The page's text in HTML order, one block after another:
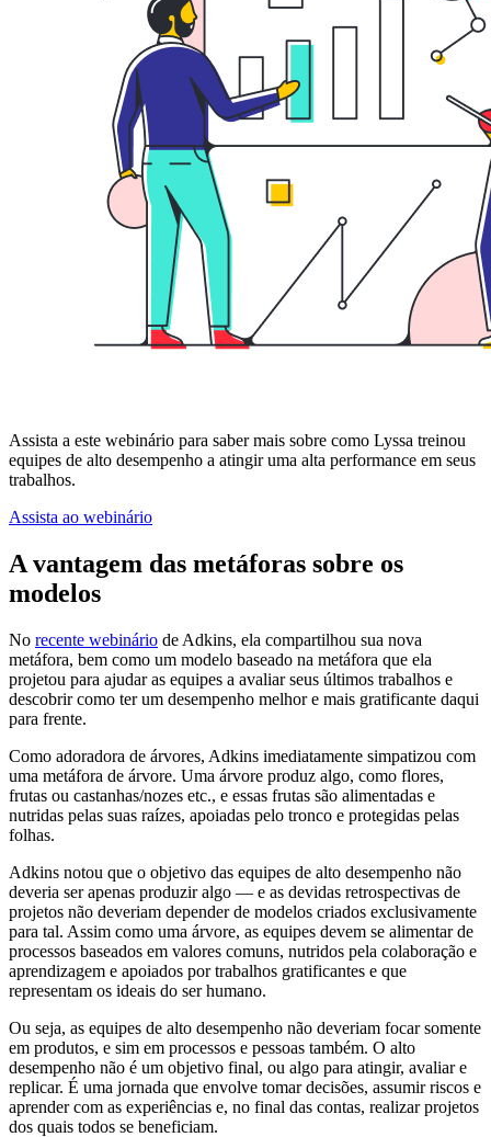
Assista a este webinário para saber mais sobre como Lyssa treinou
equipes de alto desempenho a atingir uma alta performance em seus
trabalhos.
Assista ao webinário
A vantagem das metáforas sobre os
modelos
No recente webinário de Adkins, ela compartilhou sua nova
metáfora, bem como um modelo baseado na metáfora que ela
projetou para ajudar as equipes a avaliar seus últimos trabalhos e
descobrir como ter um desempenho melhor e mais gratificante daqui
para frente.
Como adoradora de árvores, Adkins imediatamente simpatizou com
uma metáfora de árvore. Uma árvore produz algo, como flores,
frutas ou castanhas/nozes etc., e essas frutas são alimentadas e
nutridas pelas suas raízes, apoiadas pelo tronco e protegidas pelas
folhas.
Adkins notou que o objetivo das equipes de alto desempenho não
deveria ser apenas produzir algo — e as devidas retrospectivas de
projetos não deveriam depender de modelos criados exclusivamente
para tal. Assim como uma árvore, as equipes devem se alimentar de
processos baseados em valores comuns, nutridos pela colaboração e
aprendizagem e apoiados por trabalhos gratificantes e que
representam os ideais do ser humano.
Ou seja, as equipes de alto desempenho não deveriam focar somente
em produtos, e sim em processos e pessoas também. O alto
desempenho não é um objetivo final, ou algo para atingir, avaliar e
replicar. É uma jornada que envolve tomar decisões, assumir riscos e
aprender com as experiências e, no final das contas, realizar projetos
dos quais todos se beneficiam.